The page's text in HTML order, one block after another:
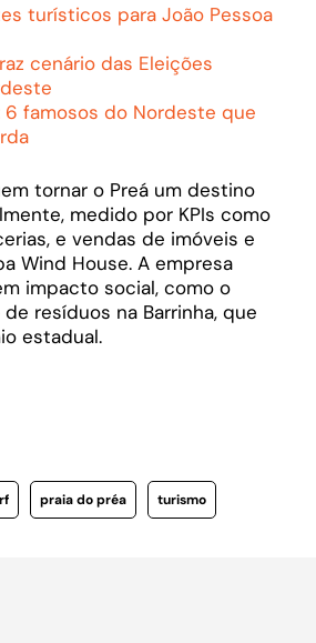
turísticos para João Pessoa
cenário das Eleições
6 famosos do Nordeste que
tornar o Preá um destino
medido por KPIs como
e vendas de imóveis e
Wind House. A empresa
impacto social, como o
resíduos na Barrinha, que
estadual.
praia do préa turismo